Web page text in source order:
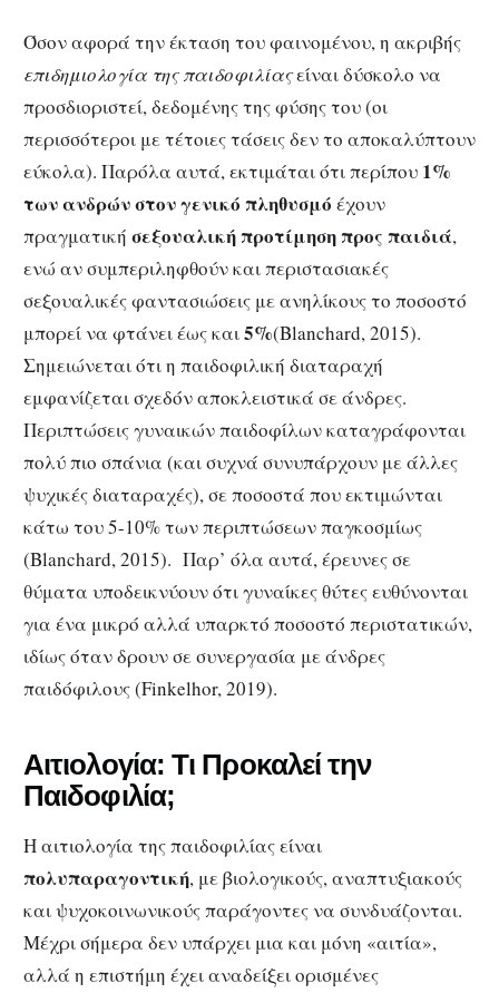
Όσον αφορά την έκταση του φαινομένου, η ακριβής
επιδημιολογία της παιδοφιλίαςείναι δύσκολο να
προσδιοριστεί, δεδομένης της φύσης του (οι
περισσότεροι με τέτοιες τάσεις δεν το αποκαλύπτουν
εύκολα). Παρόλα αυτά, εκτιμάται ότι περίπου 1%
των ανδρών στον γενικό πληθυσμό έχουν
πραγματική σεξουαλική προτίμηση προς παιδιά,
ενώ αν συμπεριληφθούν και περιστασιακές
σεξουαλικές φαντασιώσεις με ανηλίκους το ποσοστό
μπορεί να φτάνει έως και5%(Blanchard, 2015).
Σημειώνεται ότι η παιδοφιλική διαταραχή
εμφανίζεται σχεδόν αποκλειστικά σε άνδρες.
Περιπτώσεις γυναικών παιδοφίλων καταγράφονται
πολύ πιο σπάνια (και συχνά συνυπάρχουν με άλλες
ψυχικές διαταραχές), σε ποσοστά που εκτιμώνται
κάτω του 5-10% των περιπτώσεων παγκοσμίως
(Blanchard, 2015). Παρ’ όλα αυτά, έρευνες σε
θύματα υποδεικνύουν ότι γυναίκες θύτες ευθύνονται
για ένα μικρό αλλά υπαρκτό ποσοστό περιστατικών,
ιδίως όταν δρουν σε συνεργασία με άνδρες
παιδόφιλους (Finkelhor, 2019).
Αιτιολογία: Τι Προκαλεί την
Παιδοφιλία;
Η αιτιολογία της παιδοφιλίας είναι
πολυπαραγοντική, με βιολογικούς, αναπτυξιακούς
και ψυχοκοινωνικούς παράγοντες να συνδυάζονται.
Μέχρι σήμερα δεν υπάρχει μια και μόνη «αιτία»,
αλλά η επιστήμη έχει αναδείξει ορισμένες